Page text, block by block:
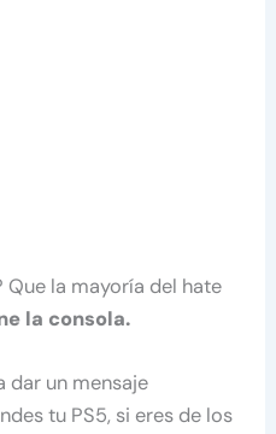
la mayoría del hate
la consola.
dar un mensaje
tu PS5, si eres de los